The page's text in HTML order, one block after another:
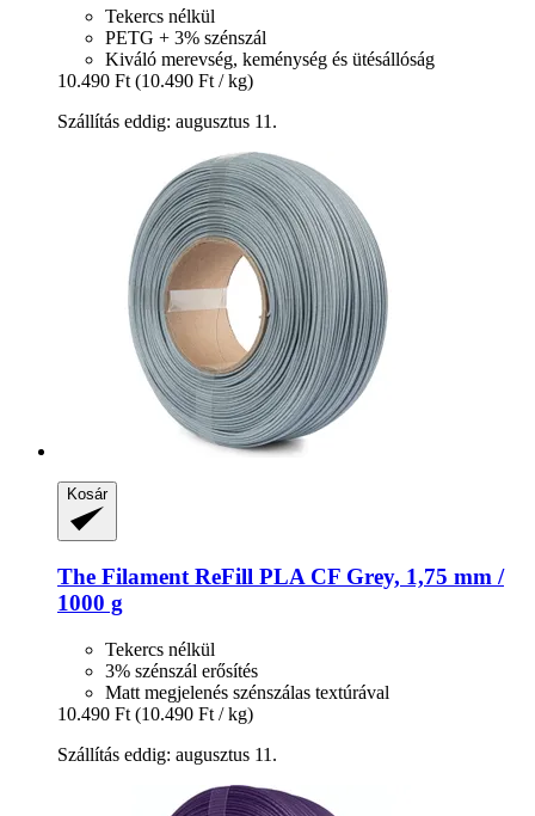
Tekercs nélkül
PETG + 3% szénszál
Kiváló merevség, keménység és ütésállóság
10.490 Ft (10.490 Ft / kg)
Szállítás eddig: augusztus 11.
Kosár
The Filament ReFill PLA CF Grey, 1,75 mm /
1000 g
Tekercs nélkül
3% szénszál erősítés
Matt megjelenés szénszálas textúrával
10.490 Ft (10.490 Ft / kg)
Szállítás eddig: augusztus 11.